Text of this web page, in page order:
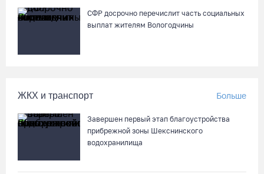
СФР досрочно перечислит часть социальных
выплат жителям Вологодчины
ЖКХ и транспорт Больше
Завершен первый этап благоустройства
прибрежной зоны Шекснинского
водохранилища